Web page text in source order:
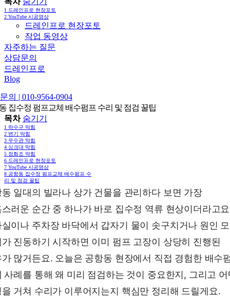
1 드레인프로 현장포토
2 YouTube 시공영상
드레인프로 현장포토
작업 동영상
자주하는 질문
상담문의
드레인프로
Blog
의 | 010-9564-0904
집수정 펌프교체 배수펌프 수리 및 점검 꿀팁
목차 숨기기
1 하수구 막힘
2 변기 막힘
3 우수관 막힘
4 싱크대 막힘
5 정화조 막힘
6 드레인프로 현장포토
7 YouTube 시공영상
8 공항동 집수정 펌프교체 배수펌프 수
리 및 점검 꿀팁
일대의 빌라나 상가 건물을 관리하다 보면 가장
러운 순간 중 하나가 바로 집수정 역류 현상이더라고
이나 주차장 바닥에서 갑자기 물이 솟구치거나 원인
진동하기 시작하면 이미 펌프 고장이 상당히 진행된
많거든요. 오늘은 공항동 현장에서 직접 경험한 배수
사례를 통해 왜 미리 점검하는 것이 중요한지, 그리고 어
거쳐 수리가 이루어지는지 핵심만 정리해 드릴게요.